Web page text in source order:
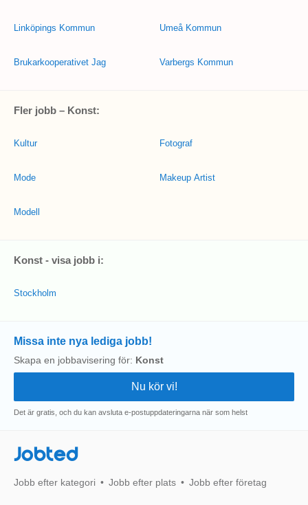
Linköpings Kommun
Brukarkooperativet Jag
Umeå Kommun
Varbergs Kommun
Fler jobb – Konst:
Kultur
Mode
Modell
Fotograf
Makeup Artist
Konst - visa jobb i:
Stockholm
Missa inte nya lediga jobb!
Skapa en jobbavisering för: Konst
Det är gratis, och du kan avsluta e-postuppdateringarna när som helst
Jobted
Jobb efter kategori Jobb efter plats Jobb efter företag